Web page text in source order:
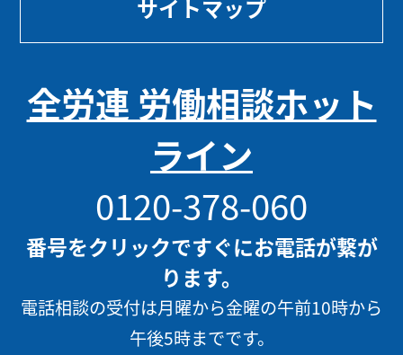
サイトマップ
全労連 労働相談ホット
ライン
0120-378-060
番号をクリックですぐにお電話が繋が
ります。
電話相談の受付は月曜から金曜の午前10時から
午後5時までです。